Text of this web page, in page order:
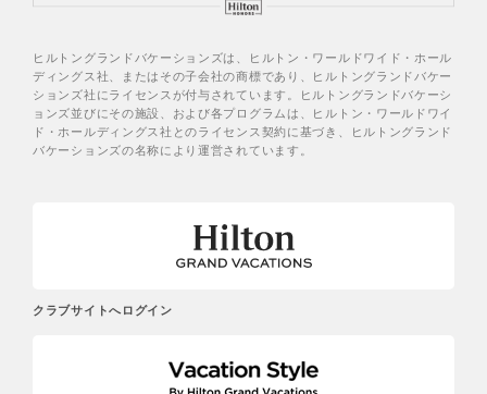
ヒルトングランドバケーションズは、ヒルトン・ワールドワイド・ホール
ディングス社、またはその子会社の商標であり、ヒルトングランドバケー
ションズ社にライセンスが付与されています。ヒルトングランドバケーシ
ョンズ並びにその施設、および各プログラムは、ヒルトン・ワールドワイ
ド・ホールディングス社とのライセンス契約に基づき、ヒルトングランド
バケーションズの名称により運営されています。
クラブサイトへログイン